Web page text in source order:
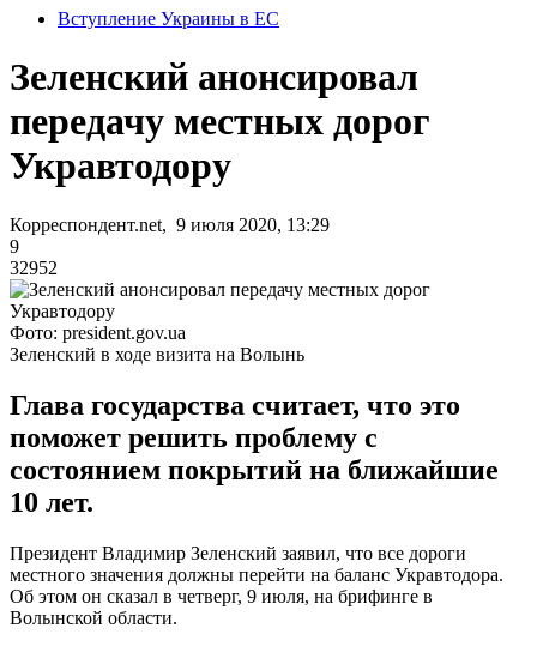
Вступление Украины в ЕС
Зеленский анонсировал
передачу местных дорог
Укравтодору
Корреспондент.net, 9 июля 2020, 13:29
9
32952
Фото: president.gov.ua
Зеленский в ходе визита на Волынь
Глава государства считает, что это
поможет решить проблему с
состоянием покрытий на ближайшие
10 лет.
Президент Владимир Зеленский заявил, что все дороги
местного значения должны перейти на баланс Укравтодора.
Об этом он сказал в четверг, 9 июля, на брифинге в
Волынской области.